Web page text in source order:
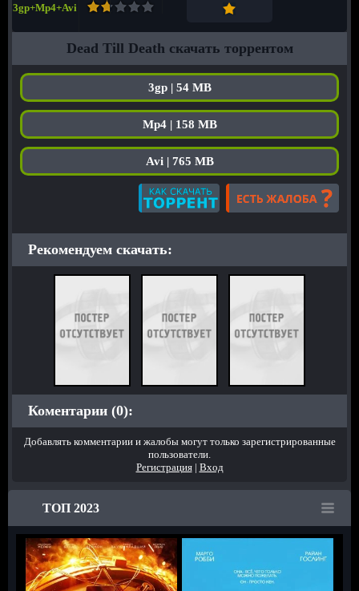
3gp+Mp4+Avi
Dead Till Death скачать торрентом
3gp | 54 MB
Mp4 | 158 MB
Avi | 765 MB
Рекомендуем скачать:
Коментарии (0):
Добавлять комментарии и жалобы могут только зарегистрированные
пользователи.
Регистрация| Вход
ТОП 2023